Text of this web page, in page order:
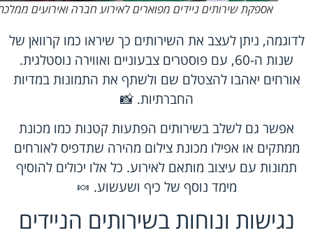
אספקת שירותים ניידים מפוארים לאירוע חברה ואירועים
לדוגמה, ניתן לעצב את השירותים כך שיראו כמו קרוואן של
שנות ה-60, עם פוסטרים צבעוניים ואווירה נוסטלגית.
אורחים יאהבו להצטלם שם ולשתף את התמונות במדיות
החברתיות. 📸
אפשר גם לשלב בשירותים הפתעות קטנות כמו מכונת
ממתקים או אפילו מכונת צילום מהירה שתדפיס לאורחים
תמונות עם עיצוב מותאם לאירוע. כל אלו יכולים להוסיף
מימד נוסף של כיף ושעשוע. 🍬
נגישות ונוחות בשירותים הניידים